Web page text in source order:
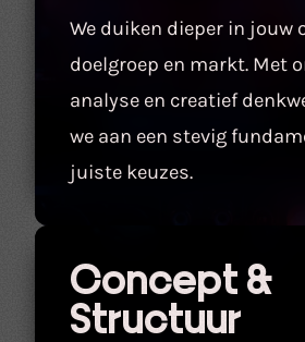
We duiken dieper in jouw
doelgroep en markt. Met
analyse en creatief
we aan een stevig
juiste keuzes.
Concept &
Structuur